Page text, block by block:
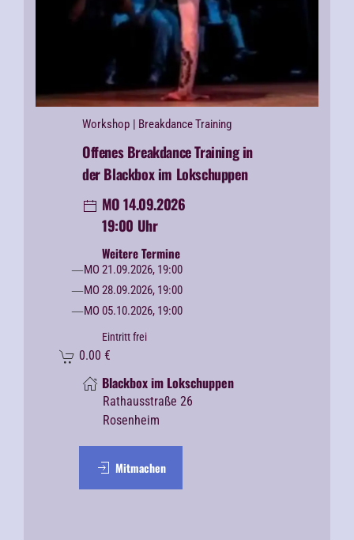
Workshop | Breakdance Training
Offenes Breakdance Training in
der Blackbox im Lokschuppen
MO 14.09.2026
19:00 Uhr
Weitere Termine
MO 21.09.2026, 19:00
MO 28.09.2026, 19:00
MO 05.10.2026, 19:00
Eintritt frei
0.00 €
Blackbox im Lokschuppen
Rathausstraße 26
Rosenheim
Mitmachen